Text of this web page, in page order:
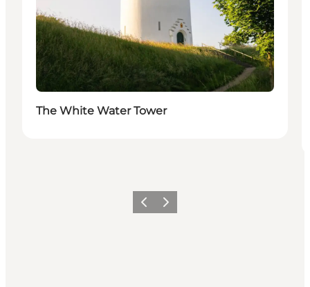
The White Water Tower
PrécédentSuivant